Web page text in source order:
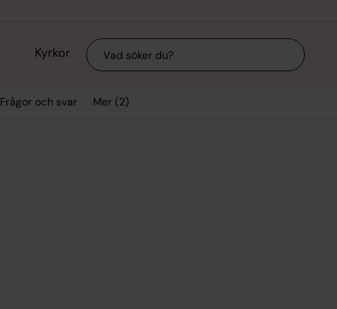
Kyrkor Sök
Frågor och svar Mer (2)